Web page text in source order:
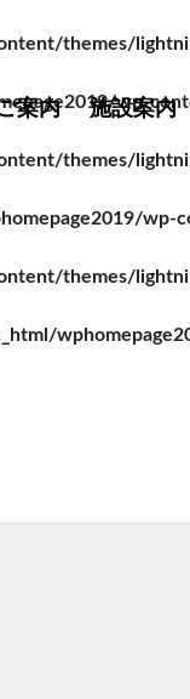
案内 施設案内
themes/
wp-
themes/
themes/